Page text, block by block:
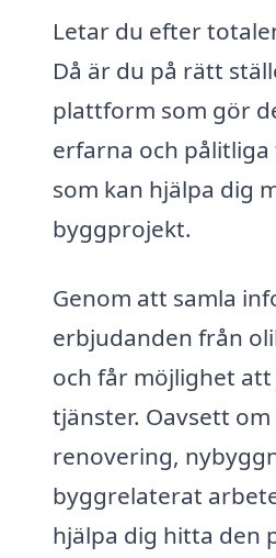
Letar du efter
Då är du på rätt
plattform som gör
erfarna och
som kan hjälpa dig
byggprojekt.
Genom att samla
erbjudanden från
och får möjlighet
tjänster. Oavsett
renovering,
byggrelaterat
hjälpa dig hitta den